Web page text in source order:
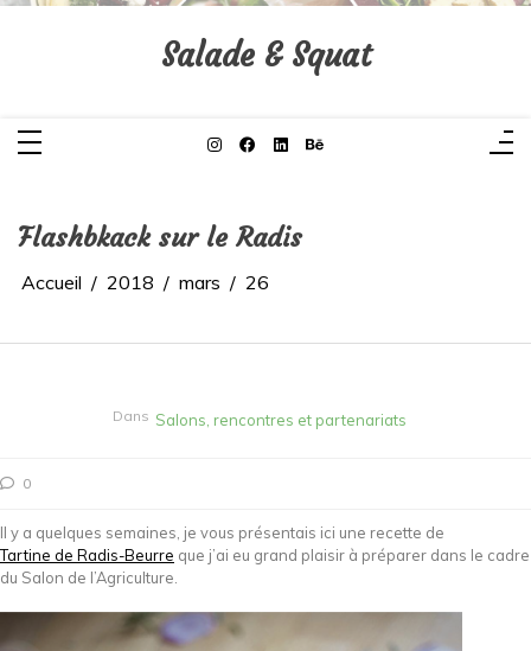
Aller
Salade & Squat
Flashbkack sur le Radis
Accueil 2018 mars 26
Dans Salons, rencontres et partenariats
0
Il y a quelques semaines, je vous présentais ici une recette de
Tartine de Radis-Beurre que j’ai eu grand plaisir à préparer dans le cadre
du Salon de l’Agriculture.